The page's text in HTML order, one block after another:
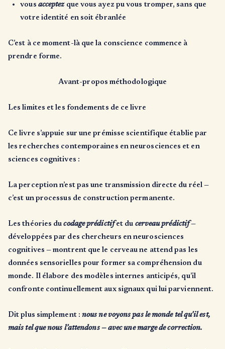
vous acceptezque vous ayez pu vous tromper, sans que
votre identité en soit ébranlée
C’est à ce moment-là que la conscience commence à
prendre forme.
Avant-propos méthodologique
Les limites et les fondements de ce livre
Ce livre s’appuie sur une prémisse scientifique établie par
les recherches contemporaines en neurosciences et en
sciences cognitives :
La perception n’est pas une transmission directe du réel —
c’est un processus de construction permanente.
Les théories ducodage prédictifet du cerveau prédictif—
développées par des chercheurs en neurosciences
cognitives — montrent que le cerveau ne attend pas les
données sensorielles pour former sa compréhension du
monde. Il élabore des modèles internes anticipés, qu’il
confronte continuellement aux signaux qui lui parviennent.
Dit plus simplement : nous ne voyons pas le monde tel qu’il est,
mais tel que nous l’attendons — avec une marge de correction.